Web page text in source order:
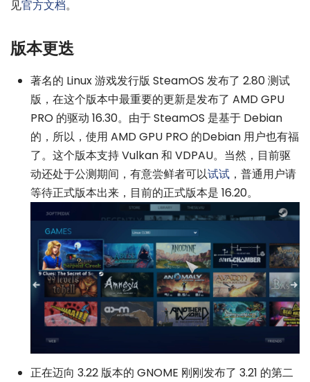
见官方文档。
版本更迭
著名的 Linux 游戏发行版 SteamOS 发布了 2.80 测试
版，在这个版本中最重要的更新是发布了 AMD GPU
PRO 的驱动 16.30。由于 SteamOS 是基于 Debian
的，所以，使用 AMD GPU PRO 的Debian 用户也有福
了。这个版本支持 Vulkan 和 VDPAU。当然，目前驱
动还处于公测期间，有意尝鲜者可以试试，普通用户请
等待正式版本出来，目前的正式版本是 16.20。
正在迈向 3.22 版本的 GNOME 刚刚发布了 3.21 的第二